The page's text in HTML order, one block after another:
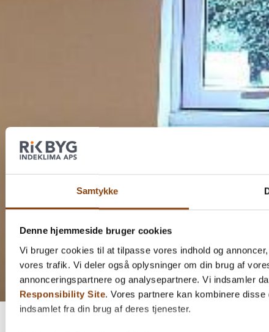
Samtykke
Denne hjemmeside bruger cookies
Vi bruger cookies til at tilpasse vores indhold og
vores trafik. Vi deler også oplysninger om din brug af
annonceringspartnere og analysepartnere. Vi indsamler
Responsibility Site. Vores partnere kan kombinere
indsamlet fra din brug af deres tjenester.